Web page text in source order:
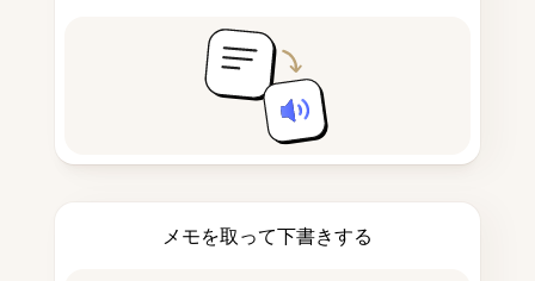
メモを取って下書きする